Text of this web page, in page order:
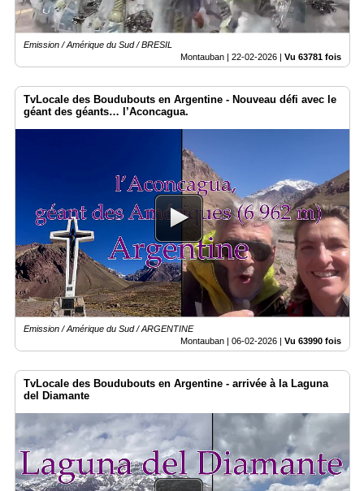
Emission / Amérique du Sud / BRESIL
Montauban | 22-02-2026 Vu 63781 fois
TvLocale des Boudubouts en Argentine - Nouveau défi avec le
géant des géants… l’Aconcagua.
Emission / Amérique du Sud / ARGENTINE
Montauban | 06-02-2026 | Vu 63990 fois
TvLocale des Boudubouts en Argentine - arrivée à la Laguna
del Diamante